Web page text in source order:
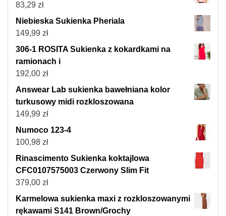
83,29 zł
Niebieska Sukienka Pheriala
149,99 zł
306-1 ROSITA Sukienka z kokardkami na
ramionach i
192,00 zł
Answear Lab sukienka bawełniana kolor
turkusowy midi rozkloszowana
149,99 zł
Numoco 123-4
100,98 zł
Rinascimento Sukienka koktajlowa
CFC0107575003 Czerwony Slim Fit
379,00 zł
Karmelowa sukienka maxi z rozkloszowanymi
rękawami S141 Brown/Grochy